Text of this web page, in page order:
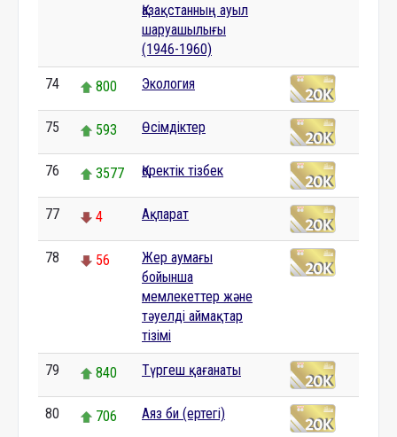
Қазақстанның ауыл
шаруашылығы
(1946-1960)
74 800 Экология
75 593 Өсімдіктер
76 3577 Қоректік тізбек
77 4 Ақпарат
78 56
Жер аумағы
бойынша
мемлекеттер және
тәуелді аймақтар
тізімі
79 840 Түргеш қағанаты
80 706 Аяз би (ертегі)